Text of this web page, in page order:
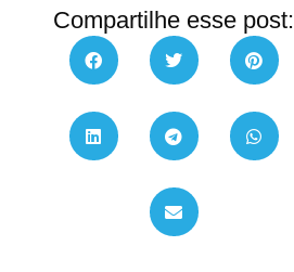
Compartilhe esse post: